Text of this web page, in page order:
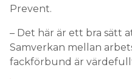
Prevent.
– Det här är ett bra sätt
Samverkan mellan
fackförbund är